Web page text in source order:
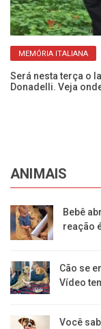
MEMÓRIA ITALIANA
Será nesta terça o
Donadelli. Veja
ANIMAIS
Bebê
reação
Cão se
Vídeo
Você